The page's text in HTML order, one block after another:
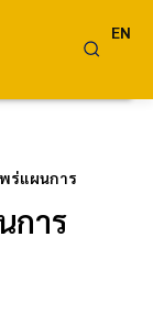
EN
ร่แผนการ
การ